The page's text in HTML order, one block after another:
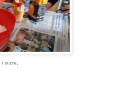
sucre.